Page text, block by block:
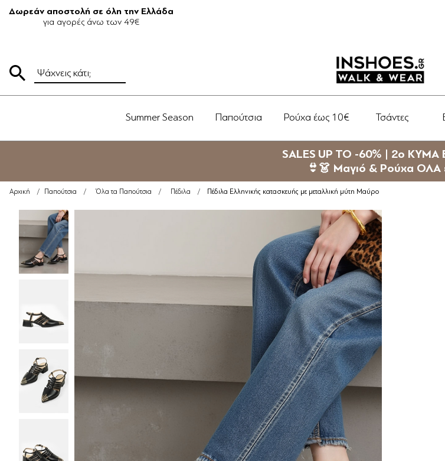
Δωρεάν αποστολή σε όλη την Ελλάδα
για αγορές άνω των 49€
Summer Season Παπούτσια Ρούχα έως 10€ Τσάντες
SALES UP TO -60% | 2ο
👙👗 Μαγιό & Ρούχα ΟΛΑ
Αρχική / Παπούτσια / Όλα τα Παπούτσια / Πέδιλα / Πέδιλα Ελληνικής κατασκευής με μεταλλική μύτη Μαύρο